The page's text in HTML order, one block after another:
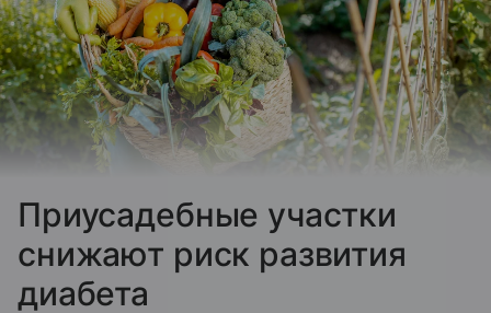
Приусадебные участки
снижают риск развития
диабета